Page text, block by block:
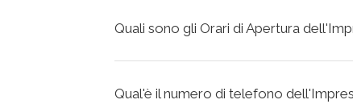
Quali sono gli Orari di Apertura
Qual'è il numero di telefono